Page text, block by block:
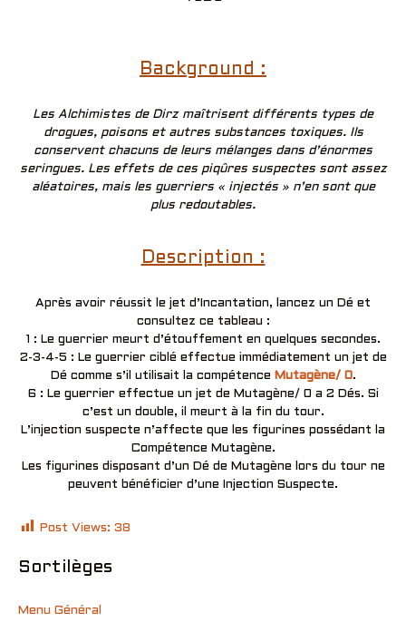
Background :
Les Alchimistes de Dirz maîtrisent différents types de
drogues, poisons et autres substances toxiques. Ils
conservent chacuns de leurs mélanges dans d’énormes
seringues. Les effets de ces piqûres suspectes sont assez
aléatoires, mais les guerriers « injectés » n’en sont que
plus redoutables.
Description :
Après avoir réussit le jet d’Incantation, lancez un Dé et
consultez ce tableau :
1 : Le guerrier meurt d’étouffement en quelques secondes.
2-3-4-5 : Le guerrier ciblé effectue immédiatement un jet de
Dé comme s’il utilisait la compétence Mutagène/ 0.
6 : Le guerrier effectue un jet de Mutagène/ 0 a 2 Dés. Si
c’est un double, il meurt à la fin du tour.
L’injection suspecte n’affecte que les figurines possédant la
Compétence Mutagène.
Les figurines disposant d’un Dé de Mutagène lors du tour ne
peuvent bénéficier d’une Injection Suspecte.
Post Views: 38
Sortilèges
Menu Général